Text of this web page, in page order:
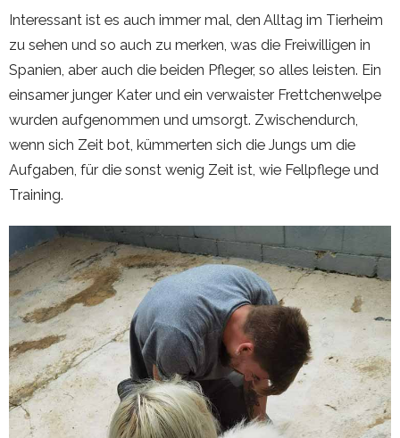
Interessant ist es auch immer mal, den Alltag im Tierheim
zu sehen und so auch zu merken, was die Freiwilligen in
Spanien, aber auch die beiden Pfleger, so alles leisten. Ein
einsamer junger Kater und ein verwaister Frettchenwelpe
wurden aufgenommen und umsorgt. Zwischendurch,
wenn sich Zeit bot, kümmerten sich die Jungs um die
Aufgaben, für die sonst wenig Zeit ist, wie Fellpflege und
Training.